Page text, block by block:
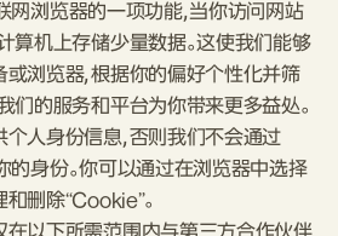
网浏览器的一项功能，当你访问网站
算机上存储少量数据。这使我们能够
浏览器，根据你的偏好个性化并筛
们的服务和平台为你带来更多益处。
人身份信息，否则我们不会通过
的身份。你可以通过在浏览器中选择
删除“Cookie”。